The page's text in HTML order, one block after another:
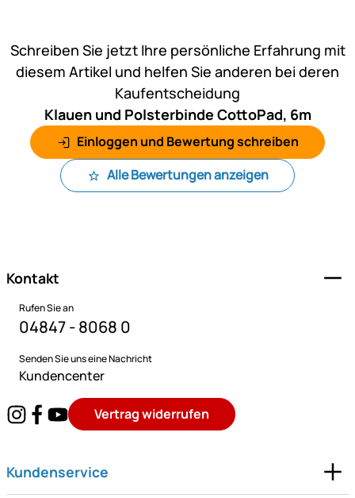
Schreiben Sie jetzt Ihre persönliche Erfahrung mit
diesem Artikel und helfen Sie anderen bei deren
Kaufentscheidung
Klauen und Polsterbinde CottoPad, 6m
Einloggen und Bewertung schreiben
Alle Bewertungen anzeigen
Kontakt
Rufen Sie an
04847 - 8068 0
Senden Sie uns eine Nachricht
Kundencenter
Vertrag widerrufen
Kundenservice